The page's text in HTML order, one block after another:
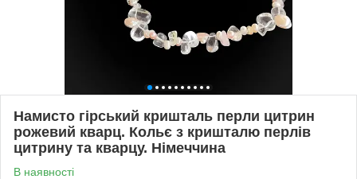
Намисто гірський кришталь перли цитрин
рожевий кварц. Кольє з кришталю перлів
цитрину та кварцу. Німеччина
В наявності